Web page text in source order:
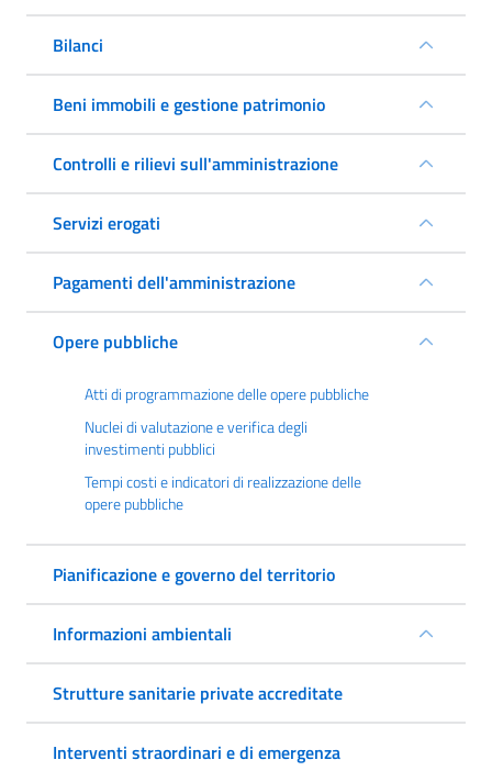
Bilanci
Beni immobili e gestione patrimonio
Controlli e rilievi sull'amministrazione
Servizi erogati
Pagamenti dell'amministrazione
Opere pubbliche
Atti di programmazione delle opere pubbliche
Nuclei di valutazione e verifica degli
investimenti pubblici
Tempi costi e indicatori di realizzazione delle
opere pubbliche
Pianificazione e governo del territorio
Informazioni ambientali
Strutture sanitarie private accreditate
Interventi straordinari e di emergenza